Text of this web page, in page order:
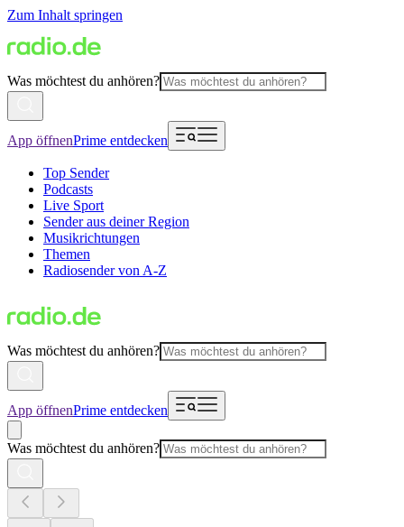
Zum Inhalt springen
Was möchtest du anhören?
App öffnenPrime entdecken
Top Sender
Podcasts
Live Sport
Sender aus deiner Region
Musikrichtungen
Themen
Radiosender von A-Z
Was möchtest du anhören?
App öffnenPrime entdecken
Was möchtest du anhören?